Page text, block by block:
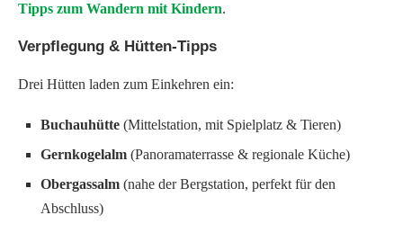
Tipps zum Wandern mit Kindern.
Verpflegung & Hütten-Tipps
Drei Hütten laden zum Einkehren ein:
Buchauhütte (Mittelstation, mit Spielplatz & Tieren)
Gernkogelalm (Panoramaterrasse & regionale Küche)
Obergassalm (nahe der Bergstation, perfekt für den
Abschluss)